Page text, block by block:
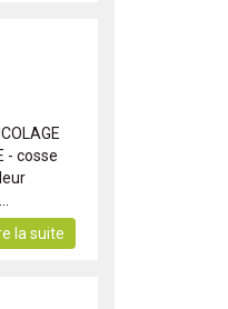
- cosse
la suite